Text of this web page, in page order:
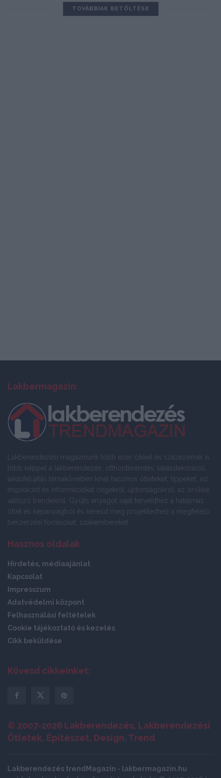
TOVÁBBIAK BETÖLTÉSE
Lakbermagazin
Lakberendezési magazinunk több ezer cikkel és százezernél is
több képpel a lakberendezés, otthonteremtés, lakásdekoráció,
lakásfelújítás témaköreiben kínál hasznos ötleteket, tippeket, ad
inspirációt és információkat cégekről, újdonságokról, az örökké
változó trendekről. Gyűjts anyagot saját terveidhez a hatalmas
ötlet és képanyagból és keresd meg projektedhez a megfelelő
beszerzési forrásokat, szakembereket.
Hasznos oldalak
Hirdetés, médiaajánlat
Kapcsolat
Impresszum
Adatvédelmi központ
Felhasználási feltételek
Cookie tájékoztató és kezelés
Cikk beküldése
Kövesd cikkeinket:
© 2007-2026 Lakberendezés, Lakberendezési
Ötletek, Építészet, Design, Trend
Lakberendezés trendMagazin - lakbermagazin.hu